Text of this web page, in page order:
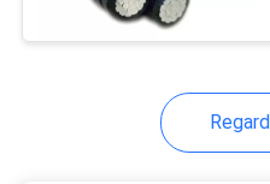
câble